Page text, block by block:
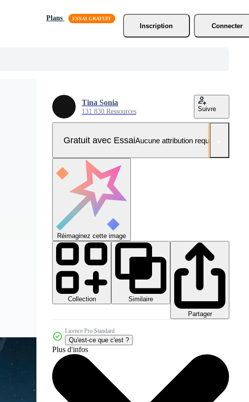
Plans
Inscription
Connecter
Tina Sonia
131 830 Ressources Suivre
Gratuit avec EssaiAucune attribution requise
Réimaginez cette image
Collection
Similaire
Partager
Licence Pro Standard
Qu'est-ce que c'est ?
Plus d'infos